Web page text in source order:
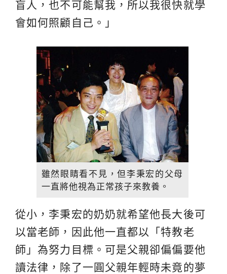
盲人，也不可能幫我，所以我很快就學
會如何照顧自己。」
雖然眼睛看不見，但李秉宏的父母
一直將他視為正常孩子來教養。
從小，李秉宏的奶奶就希望他長大後可
以當老師，因此他一直都以「特教老
師」為努力目標。可是父親卻偏偏要他
讀法律，除了一圓父親年輕時未竟的夢